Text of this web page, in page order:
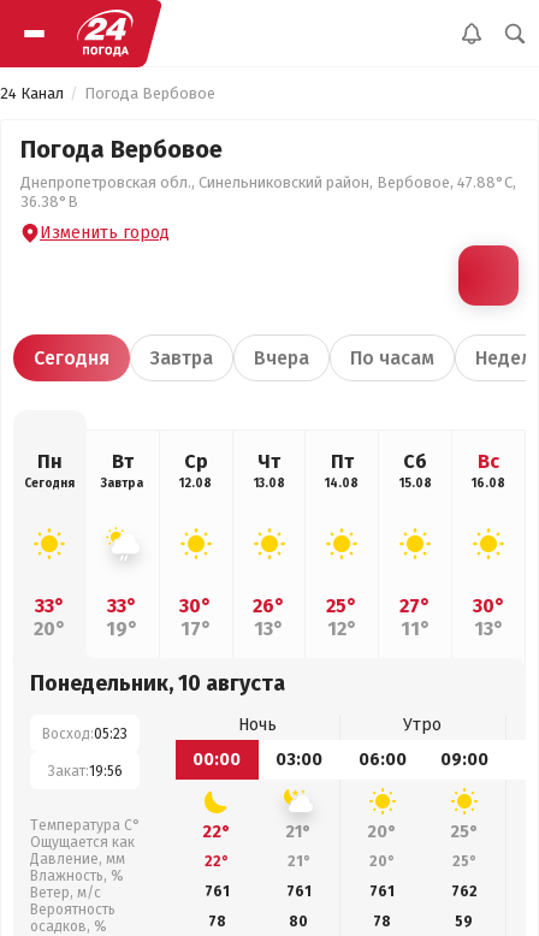
24 Канал Погода Вербовое
Погода Вербовое
Днепропетровская обл., Синельниковский район, Вербовое, 47.88°С,
36.38°В
Изменить город
Сегодня Завтра Вчера По часам
Пн
Сегодня
33°
20°
Вт
Завтра
33°
19°
Ср
12.08
30°
17°
Чт
13.08
26°
13°
Пт
14.08
25°
12°
Сб
15.08
27°
11°
Вс
16.08
30°
13°
Понедельник, 10 августа
Восход:05:23
Закат:19:56
Температура С°
Ощущается как
Давление, мм
Влажность, %
Ветер, м/с
Вероятность
осадков, %
Ночь
Утро
00:00
03:00 06:00 09:00
22° 21° 20° 25°
22° 21° 20° 25°
761
761 761 762
78
80 78 59